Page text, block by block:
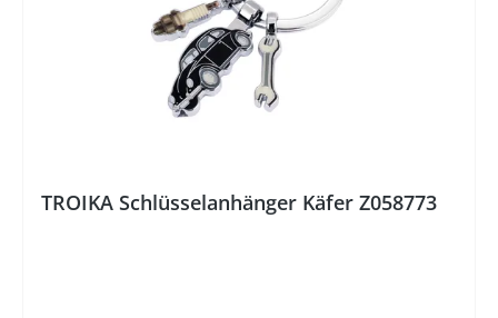
TROIKA Schlüsselanhänger Käfer Z058773